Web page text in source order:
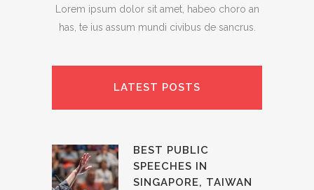
Lorem ipsum dolor sit amet, habeo choro an
has, te ius assum mundi civibus de sancrus.
LATEST POSTS
BEST PUBLIC
SPEECHES IN
SINGAPORE, TAIWAN